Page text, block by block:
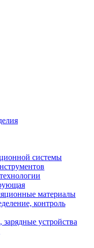
системы
материалы
контроль
устройства